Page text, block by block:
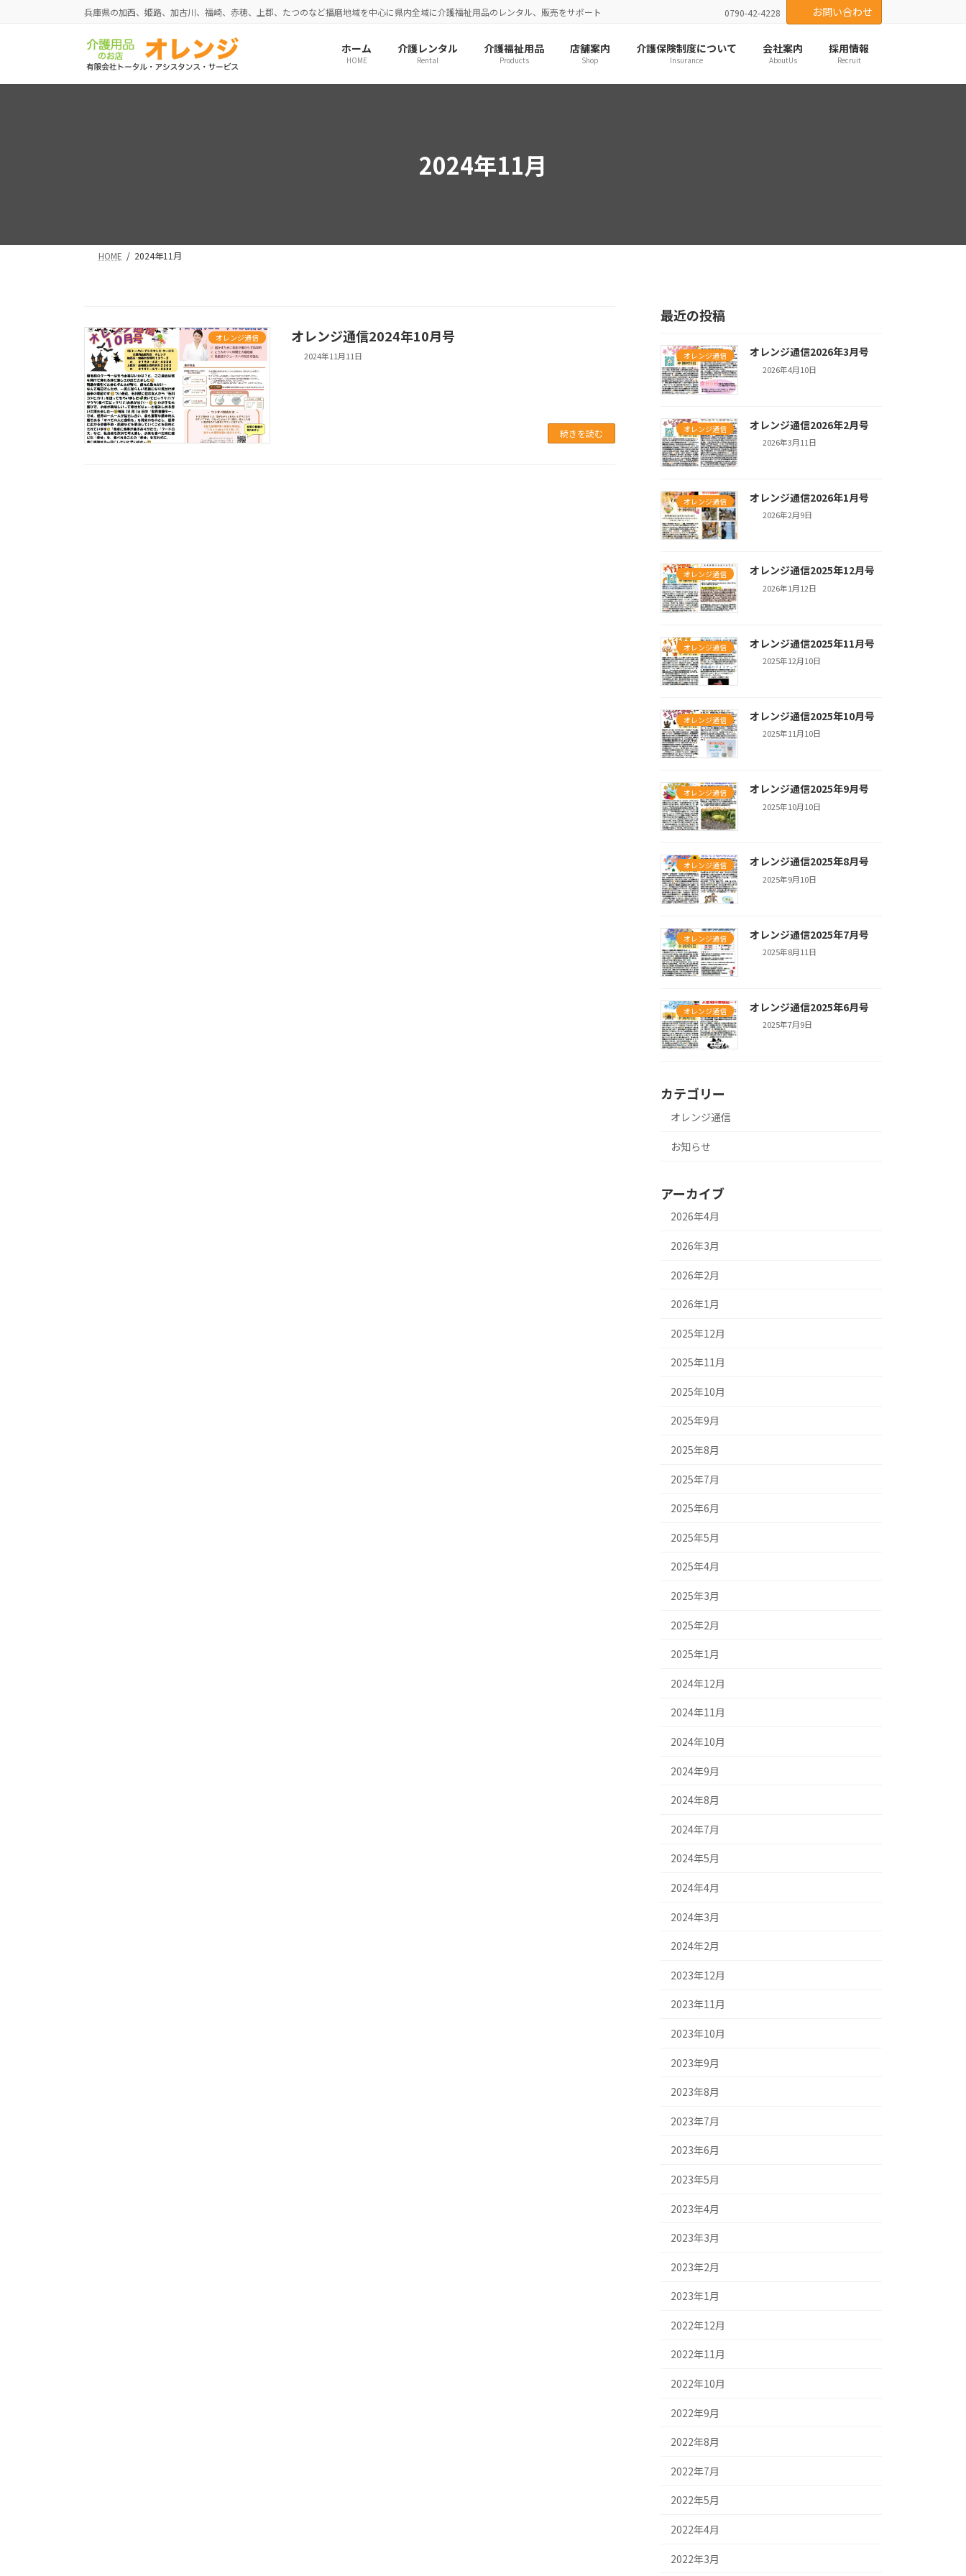
兵庫県の加西、姫路、加古川、福崎、赤穂、上郡、たつのなど播磨地域を中心に県内全域に介護福祉用品のレンタル、販売をサポート 0790-42-4228 お問い合わせ
ホーム
HOME
介護レンタル
Rental
介護福祉用品
Products
店舗案内
Shop
介護保険制度について
Insurance
会社案内
AboutUs
採用情報
Recruit
2024年11月
HOME 2024年11月
オレンジ通信 オレンジ通信2024年10月号
2024年11月11日
続きを読む
最近の投稿
オレンジ通信 オレンジ通信2026年3月号
2026年4月10日
オレンジ通信 オレンジ通信2026年2月号
2026年3月11日
オレンジ通信 オレンジ通信2026年1月号
2026年2月9日
オレンジ通信 オレンジ通信2025年12月号
2026年1月12日
オレンジ通信 オレンジ通信2025年11月号
2025年12月10日
オレンジ通信 オレンジ通信2025年10月号
2025年11月10日
オレンジ通信 オレンジ通信2025年9月号
2025年10月10日
オレンジ通信 オレンジ通信2025年8月号
2025年9月10日
オレンジ通信 オレンジ通信2025年7月号
2025年8月11日
オレンジ通信 オレンジ通信2025年6月号
2025年7月9日
カテゴリー
オレンジ通信
お知らせ
アーカイブ
2026年4月
2026年3月
2026年2月
2026年1月
2025年12月
2025年11月
2025年10月
2025年9月
2025年8月
2025年7月
2025年6月
2025年5月
2025年4月
2025年3月
2025年2月
2025年1月
2024年12月
2024年11月
2024年10月
2024年9月
2024年8月
2024年7月
2024年5月
2024年4月
2024年3月
2024年2月
2023年12月
2023年11月
2023年10月
2023年9月
2023年8月
2023年7月
2023年6月
2023年5月
2023年4月
2023年3月
2023年2月
2023年1月
2022年12月
2022年11月
2022年10月
2022年9月
2022年8月
2022年7月
2022年5月
2022年4月
2022年3月